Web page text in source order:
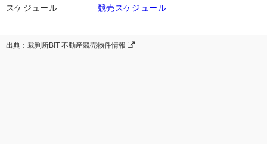
スケジュール
競売スケジュール
出典：裁判所BIT 不動産競売物件情報